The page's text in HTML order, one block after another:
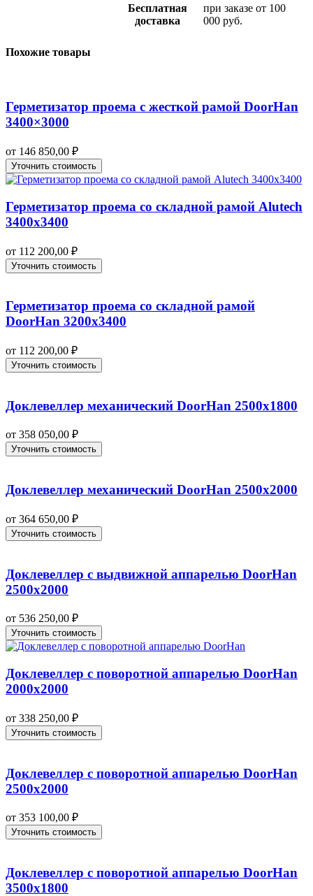
Бесплатная
доставка
при заказе от 100
000 руб.
Похожие товары
Герметизатор проема с жесткой рамой DoorHan
3400×3000
от 146 850,00 ₽
Уточнить стоимость
Герметизатор проема со складной рамой Alutech
3400х3400
от 112 200,00 ₽
Уточнить стоимость
Герметизатор проема со складной рамой
DoorHan 3200х3400
от 112 200,00 ₽
Уточнить стоимость
Доклевеллер механический DoorHan 2500х1800
от 358 050,00 ₽
Уточнить стоимость
Доклевеллер механический DoorHan 2500х2000
от 364 650,00 ₽
Уточнить стоимость
Доклевеллер с выдвижной аппарелью DoorHan
2500х2000
от 536 250,00 ₽
Уточнить стоимость
Доклевеллер с поворотной аппарелью DoorHan
2000х2000
от 338 250,00 ₽
Уточнить стоимость
Доклевеллер с поворотной аппарелью DoorHan
2500х2000
от 353 100,00 ₽
Уточнить стоимость
Доклевеллер с поворотной аппарелью DoorHan
3500х1800